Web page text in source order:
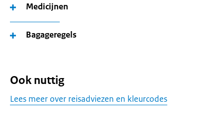
Medicijnen
Bagageregels
Ook nuttig
Lees meer over reisadviezen en kleurcodes